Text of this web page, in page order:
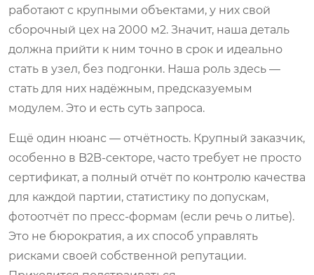
работают с крупными объектами, у них свой
сборочный цех на 2000 м2. Значит, наша деталь
должна прийти к ним точно в срок и идеально
стать в узел, без подгонки. Наша роль здесь —
стать для них надёжным, предсказуемым
модулем. Это и есть суть запроса.
Ещё один нюанс — отчётность. Крупный заказчик,
особенно в B2B-секторе, часто требует не просто
сертификат, а полный отчёт по контролю качества
для каждой партии, статистику по допускам,
фотоотчёт по пресс-формам (если речь о литье).
Это не бюрократия, а их способ управлять
рисками своей собственной репутации.